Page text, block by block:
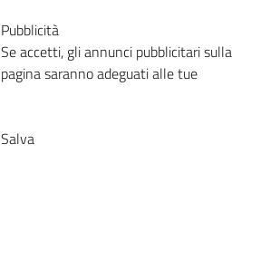
Pubblicità
Se accetti, gli annunci pubblicitari sulla
pagina saranno adeguati alle tue
Salva